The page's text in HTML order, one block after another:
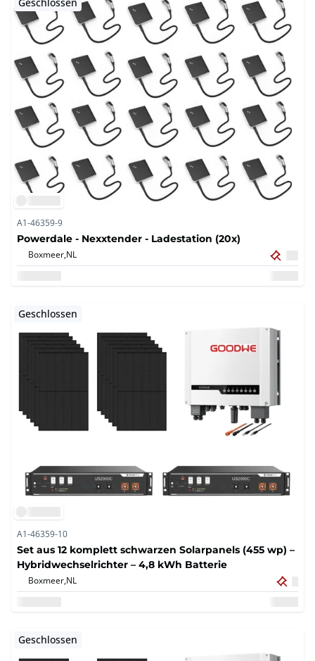
A1-46359-9
Powerdale - Nexxtender - Ladestation (20x)
Boxmeer,NL
Geschlossen
A1-46359-10
Set aus 12 komplett schwarzen Solarpanels (455 wp) –
Hybridwechselrichter – 4,8 kWh Batterie
Boxmeer,NL
Geschlossen